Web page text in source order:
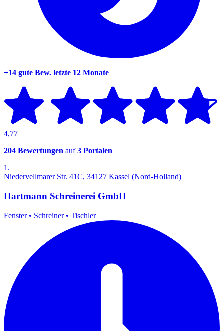
+14 gute Bew. letzte 12 Monate
4,77
204 Bewertungen auf3 Portalen
1.
Niedervellmarer Str. 41C, 34127 Kassel (Nord-Holland)
Hartmann Schreinerei GmbH
Fenster • Schreiner • Tischler